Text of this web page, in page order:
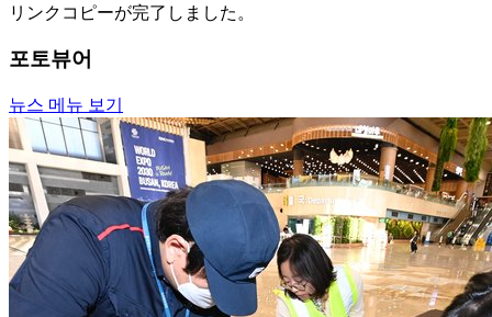
リンクコピーが完了しました。
포토뷰어
뉴스 메뉴 보기